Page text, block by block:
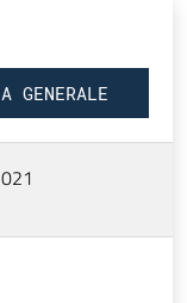
GENERALE